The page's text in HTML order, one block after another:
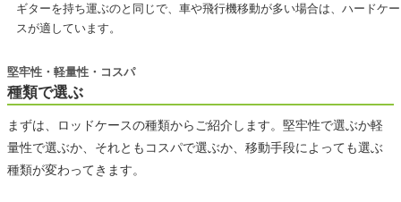
ギターを持ち運ぶのと同じで、車や飛行機移動が多い場合は、ハードケー
スが適しています。
種類で選ぶ
堅牢性・軽量性・コスパ
まずは、ロッドケースの種類からご紹介します。堅牢性で選ぶか軽
量性で選ぶか、それともコスパで選ぶか、移動手段によっても選ぶ
種類が変わってきます。